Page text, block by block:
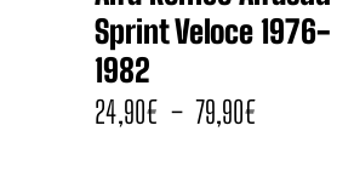
Sprint Veloce 1976-
1982
24,90€ – 79,90€